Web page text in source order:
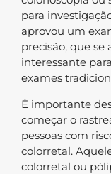
para
aprovou um
precisão, que
interessante
exames
É importante
começar o
pessoas com
colorretal.
colorretal ou